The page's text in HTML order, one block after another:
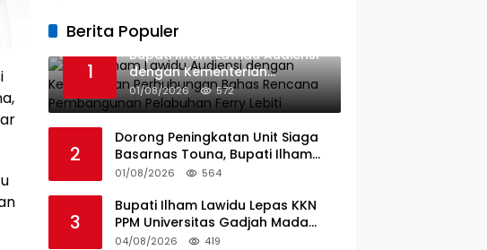
Berita Populer
1
Bupati Ilham Lawidu Audiensi
dengan Kementerian
Perhubungan Bahas Rencana
Pembangunan Pelabuhan
01/08/2026 572
2
Dorong Peningkatan Unit Siaga
Basarnas Touna, Bupati Ilham
Lawidu Audiensi dengan Basarnas
01/08/2026 564
3
Bupati Ilham Lawidu Lepas KKN
PPM Universitas Gadjah Mada
Periode II Bertugas di Togean
04/08/2026 419